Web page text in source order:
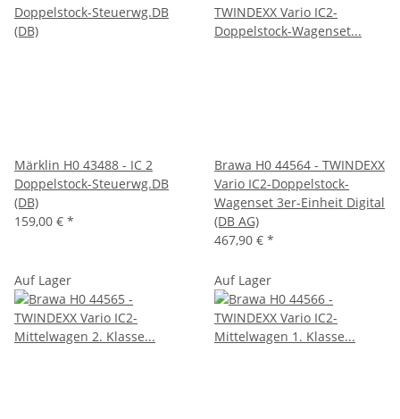
Märklin H0 43488 - IC 2
Doppelstock-Steuerwg.DB
(DB)
159,00 € *
Brawa H0 44564 - TWINDEXX
Vario IC2-Doppelstock-
Wagenset 3er-Einheit Digital
(DB AG)
467,90 € *
Auf Lager Auf Lager